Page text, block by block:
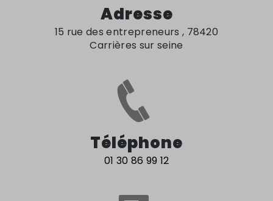
Adresse
15 rue des entrepreneurs , 78420
Carrières sur seine
Téléphone
01 30 86 99 12